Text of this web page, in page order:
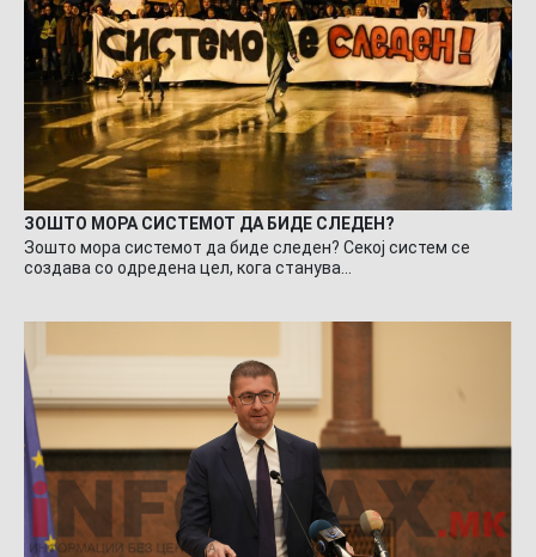
ЗОШТО МОРА СИСТЕМОТ ДА БИДЕ СЛЕДЕН?
Зошто мора системот да биде следен? Секој систем се
создава со одредена цел, кога станува…